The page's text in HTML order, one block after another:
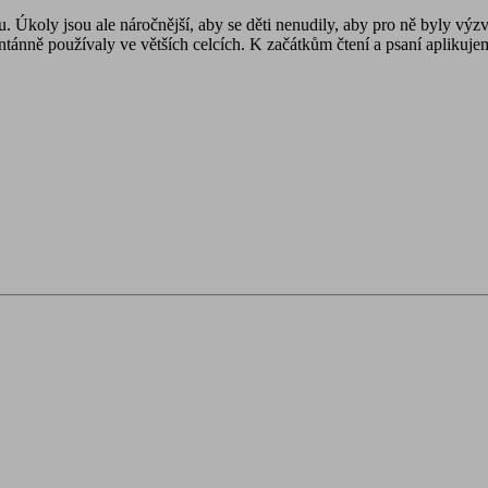
jsou ale náročnější, aby se děti nenudily, aby pro ně byly
používaly ve větších celcích. K začátkům čtení a psaní